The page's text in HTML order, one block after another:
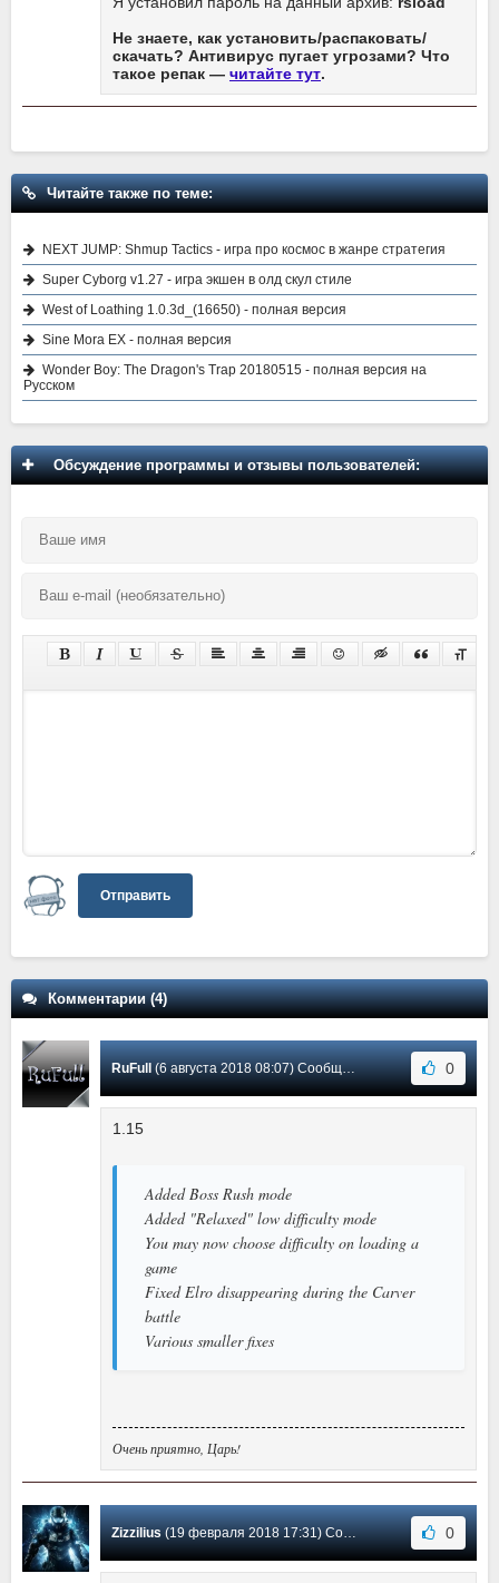
Не знаете, как установить/распаковать/
скачать? Антивирус пугает угрозами? Что
такое репак — читайте тут.
Читайте также по теме:
NEXT JUMP: Shmup Tactics - игра про космос в жанре стратегия
Super Cyborg v1.27 - игра экшен в олд скул стиле
West of Loathing 1.0.3d_(16650) - полная версия
Sine Mora EX - полная версия
Wonder Boy: The Dragon's Trap 20180515 - полная версия на
Русском
Обсуждение программы и отзывы пользователей:
Отправить
Комментарии (4)
RuFull (6 августа 2018 08:07) Сообщение #4 0
1.15
Added Boss Rush mode
Added "Relaxed" low difficulty mode
You may now choose difficulty on loading a
game
Fixed Elro disappearing during the Carver
battle
Various smaller fixes
Очень приятно, Царь!
Zizzilius(19 февраля 2018 17:31) Сообщение #3 0